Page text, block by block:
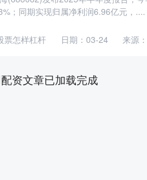
；同期实现归属净利润6.96亿元，....
日期：03-24 来源
票怎样杠杆
资文章已加载完成